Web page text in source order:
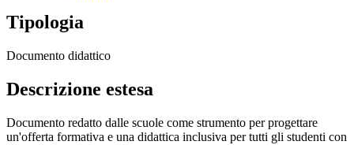
Tipologia
Documento didattico
Descrizione estesa
Documento redatto dalle scuole come strumento per progettare
un'offerta formativa e una didattica inclusiva per tutti gli studenti con